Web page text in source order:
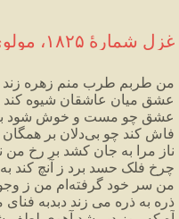
غزل شمارهٔ ۱۸۲۵، مولوی
من طربم طرب منم زهره زند
عشق میان عاشقان شیوه کند
عشق چو مست و خوش شود
فاش کند چو بیدلان بر همگان
ناز مرا به جان کشد بر رخ من
چرخ فلک حسد برد ز آنچ کند به
من سر خود گرفته ام من ز
ذره به ذره می زند دبدبه فنای